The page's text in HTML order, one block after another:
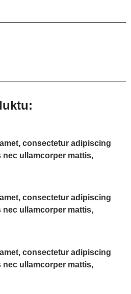
consectetur adipiscing
nec ullamcorper mattis,
consectetur adipiscing
nec ullamcorper mattis,
consectetur adipiscing
nec ullamcorper mattis,